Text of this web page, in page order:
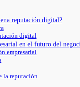
reputación digital?
digital
en el futuro del
empresarial
la reputación